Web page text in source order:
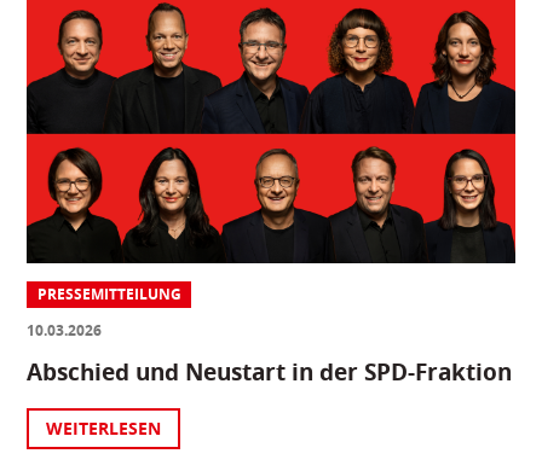
PRESSEMITTEILUNG
10.03.2026
Abschied und Neustart in der SPD-Fraktion
WEITERLESEN